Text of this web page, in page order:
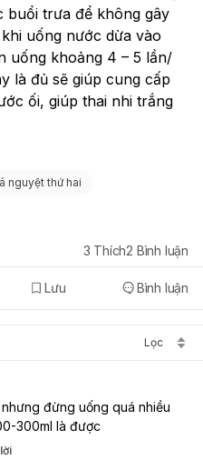
buổi trưa để không gây
uống nước dừa vào
uống khoảng 4 – 5 lần/
là đủ sẽ giúp cung cấp
ối, giúp thai nhi trắng
nguyệt thứ hai
Lưu Bình luận
3 Thích2 Bình luận
Lọc
đừng uống quá nhiều
300ml là được